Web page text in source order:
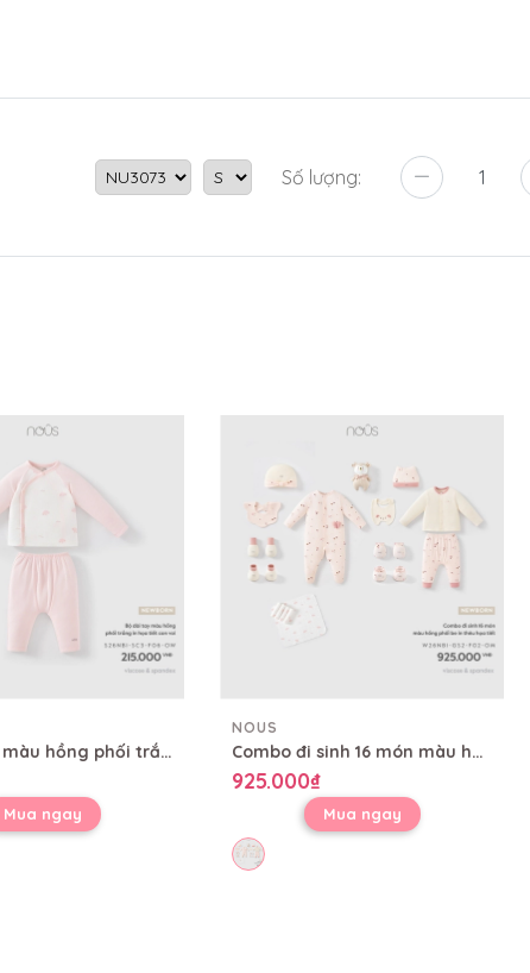
Số lượng:
Bộ dài tay màu hồng phối trắng in họa tiết con voi
Mua ngay
NOUS
Combo đi sinh 16 món màu hồng phối be in thêu họa tiết
925.000₫
Mua ngay